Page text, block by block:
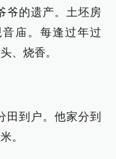
爷的遗产。土坯房
庙。每逢过年过
、烧香。
田到户。他家分到
。